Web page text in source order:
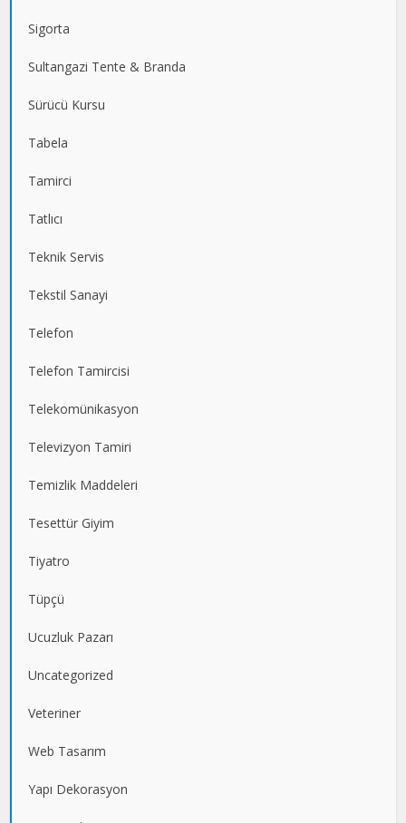
Sigorta
Sultangazi Tente & Branda
Sürücü Kursu
Tabela
Tamirci
Tatlıcı
Teknik Servis
Tekstil Sanayi
Telefon
Telefon Tamircisi
Telekomünikasyon
Televizyon Tamiri
Temizlik Maddeleri
Tesettür Giyim
Tiyatro
Tüpçü
Ucuzluk Pazarı
Uncategorized
Veteriner
Web Tasarım
Yapı Dekorasyon